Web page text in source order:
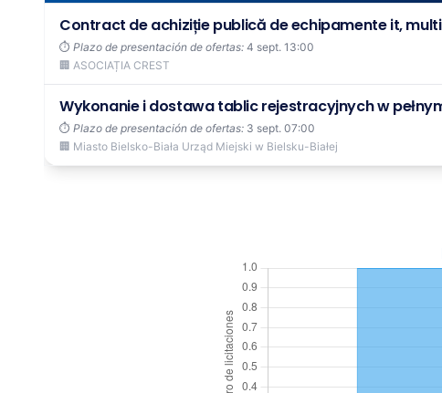
Contract de achiziție publică de echipamente it,
⏱️ Plazo de presentación de ofertas: 4 sept. 13:00
🏢 ASOCIAȚIA CREST
Wykonanie i dostawa tablic rejestracyjnych w
⏱️ Plazo de presentación de ofertas: 3 sept. 07:00
🏢 Miasto Bielsko-Biała Urząd Miejski w Bielsku-Białej